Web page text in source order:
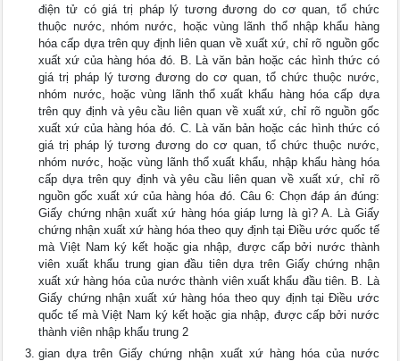
điện tử có giá trị pháp lý tương đương do cơ quan, tổ chức
thuộc nước, nhóm nước, hoặc vùng lãnh thổ nhập khẩu hàng
hóa cấp dựa trên quy định liên quan về xuất xứ, chỉ rõ nguồn gốc
xuất xứ của hàng hóa đó. B. Là văn bản hoặc các hình thức có
giá trị pháp lý tương đương do cơ quan, tổ chức thuộc nước,
nhóm nước, hoặc vùng lãnh thổ xuất khẩu hàng hóa cấp dựa
trên quy định và yêu cầu liên quan về xuất xứ, chỉ rõ nguồn gốc
xuất xứ của hàng hóa đó. C. Là văn bản hoặc các hình thức có
giá trị pháp lý tương đương do cơ quan, tổ chức thuộc nước,
nhóm nước, hoặc vùng lãnh thổ xuất khẩu, nhập khẩu hàng hóa
cấp dựa trên quy định và yêu cầu liên quan về xuất xứ, chỉ rõ
nguồn gốc xuất xứ của hàng hóa đó. Câu 6: Chọn đáp án đúng:
Giấy chứng nhận xuất xứ hàng hóa giáp lưng là gì? A. Là Giấy
chứng nhận xuất xứ hàng hóa theo quy định tại Điều ước quốc tế
mà Việt Nam ký kết hoặc gia nhập, được cấp bởi nước thành
viên xuất khẩu trung gian đầu tiên dựa trên Giấy chứng nhận
xuất xứ hàng hóa của nước thành viên xuất khẩu đầu tiên. B. Là
Giấy chứng nhận xuất xứ hàng hóa theo quy định tại Điều ước
quốc tế mà Việt Nam ký kết hoặc gia nhập, được cấp bởi nước
thành viên nhập khẩu trung 2
gian dựa trên Giấy chứng nhận xuất xứ hàng hóa của nước